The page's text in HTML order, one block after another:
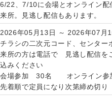
6/22、7/10に会場とオンライン
来所。見逃し配信もあります。
2026年05月13日 ～ 2026年07月
チラシの二次元コード、センター
来所の方は電話で 見逃し配信を
込みください
会場参加 30名 オンライン参
先着順で定員になり次第締め切り